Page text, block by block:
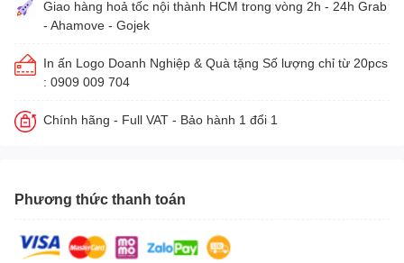
Giao hàng hoả tốc nội thành HCM trong vòng 2h - 24h Grab
- Ahamove - Gojek
In ấn Logo Doanh Nghiệp & Quà tặng Số lượng chỉ từ 20pcs
: 0909 009 704
Chính hãng - Full VAT - Bảo hành 1 đổi 1
Phương thức thanh toán